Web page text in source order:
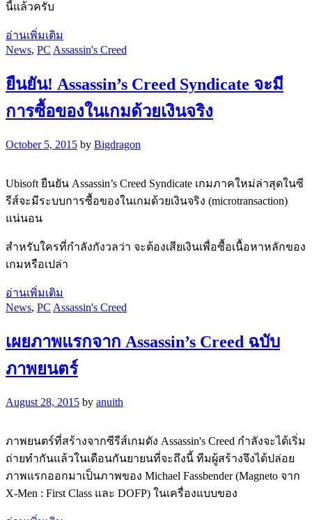
นี้แล้วครับ
อ่านเพิ่มเติม
News, PC Assassin's Creed
ยืนยัน! Assassin’s Creed Syndicate จะมี
การซื้อของในเกมด้วยเงินจริง
October 5, 2015 by Bigdragon
Ubisoft ยืนยัน Assassin’s Creed Syndicate เกมภาคใหม่ล่าสุดในซี
รีส์จะมีระบบการซื้อของในเกมด้วยเงินจริง (microtransaction)
แน่นอน
สำหรับใครที่กำลังกังวลว่า จะต้องเสียเงินเพื่อซื้อเนื้อหาหลักของ
เกมหรือเปล่า
อ่านเพิ่มเติม
News, PC Assassin's Creed
เผยภาพแรกจาก Assassin’s Creed ฉบับ
ภาพยนตร์
August 28, 2015 by anuith
ภาพยนตร์ที่สร้างจากซีรีส์เกมดัง Assassin's Creed กำลังจะได้เริ่ม
ถ่ายทำกันแล้วในเดือนกันยายนที่จะถึงนี้ ทีมผู้สร้างจึงได้ปล่อย
ภาพแรกออกมาเป็นภาพของ Michael Fassbender (Magneto จาก
X-Men : First Class และ DOFP) ในเครื่องแบบของ